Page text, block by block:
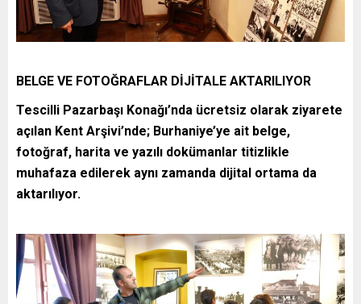
BELGE VE FOTOĞRAFLAR DİJİTALE AKTARILIYOR
Tescilli Pazarbaşı Konağı’nda ücretsiz olarak ziyarete
açılan Kent Arşivi’nde; Burhaniye’ye ait belge,
fotoğraf, harita ve yazılı dokümanlar titizlikle
muhafaza edilerek aynı zamanda dijital ortama da
aktarılıyor.